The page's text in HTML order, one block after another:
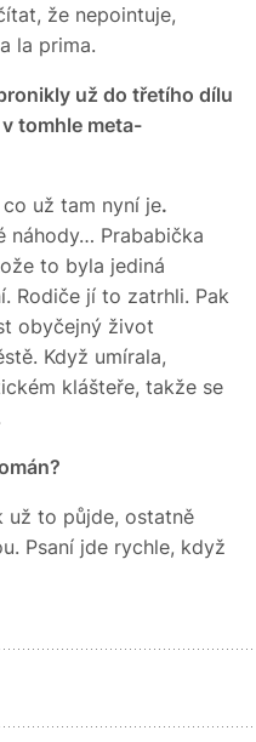
že nepointuje,
la prima.
už do třetího dílu
tomhle meta-
už tam nyní je.
náhody… Prababička
to byla jediná
Rodiče jí to zatrhli. Pak
obyčejný život
Když umírala,
klášteře, takže se
už to půjde, ostatně
Psaní jde rychle, když